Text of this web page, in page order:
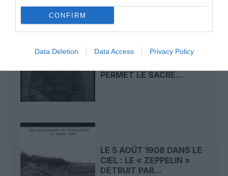
CONFIRM
Data Deletion Data Access Privacy Policy
LE 6 AOÛT 1909 DANS LE
PERMET LE SACRE...
LE 5 AOÛT 1908 DANS LE
CIEL : LE « ZEPPELIN »
DÉTRUIT PAR...